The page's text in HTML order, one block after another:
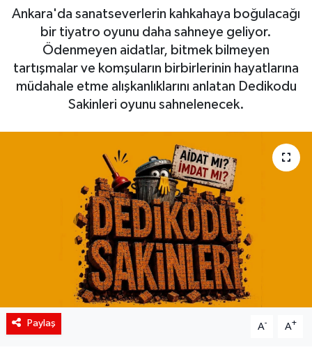
Ankara'da sanatseverlerin kahkahaya boğulacağı
bir tiyatro oyunu daha sahneye geliyor.
Ödenmeyen aidatlar, bitmek bilmeyen
tartışmalar ve komşuların birbirlerinin hayatlarına
müdahale etme alışkanlıklarını anlatan Dedikodu
Sakinleri oyunu sahnelenecek.
Paylaş A- A+
Resmi İlanlar
Sağlık
Siyaset
Yaşam